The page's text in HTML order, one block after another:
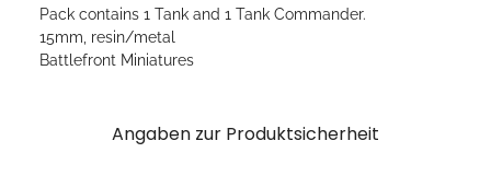
Pack contains 1 Tank and 1 Tank Commander.
15mm, resin/metal
Battlefront Miniatures
Angaben zur Produktsicherheit